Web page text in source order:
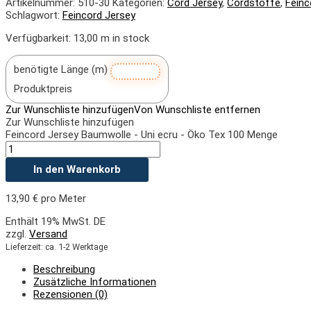
Schlagwort: Feincord Jersey
Verfügbarkeit: 13,00 m in stock
benötigte Länge (m)
Produktpreis
Zur Wunschliste hinzufügenVon Wunschliste entfernen
Zur Wunschliste hinzufügen
Feincord Jersey Baumwolle - Uni ecru - Öko Tex 100 Menge
In den Warenkorb
13,90 € pro Meter
Enthält 19% MwSt. DE
zzgl. Versand
Lieferzeit: ca. 1-2 Werktage
Beschreibung
Zusätzliche Informationen
Rezensionen (0)